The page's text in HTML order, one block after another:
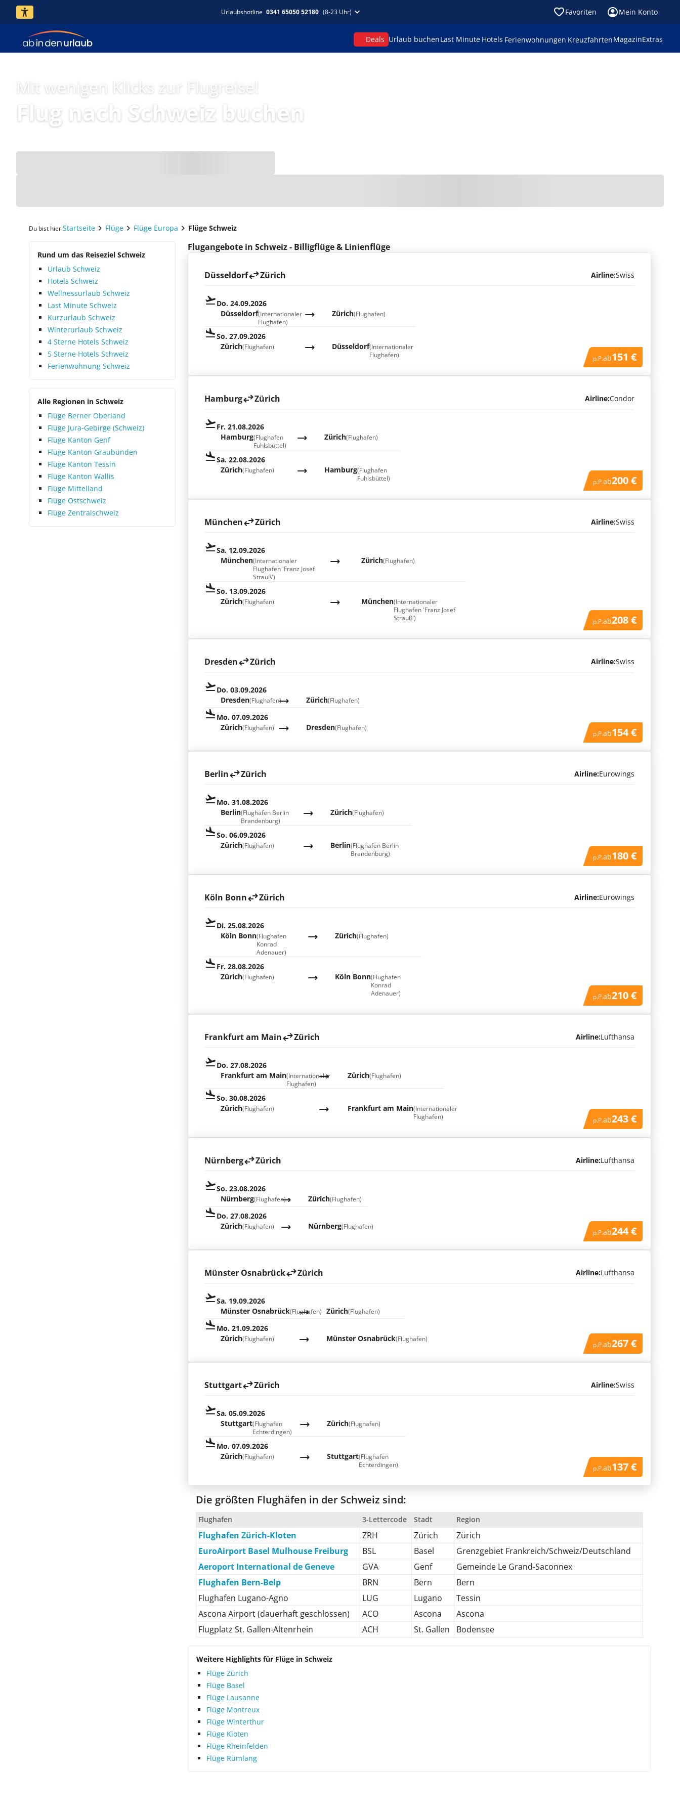
Urlaubshotline 0341 65050 52180 (8-23 Uhr) Favoriten Mein Konto
Deals Urlaub buchenLast Minute Hotels Ferienwohnungen KreuzfahrtenMagazinExtras
Mit wenigen Klicks zur Flugreise!
Flug nach Schweiz buchen
Du bist hier:Startseite Flüge Flüge Europa Flüge Schweiz
Rund um das Reiseziel Schweiz
Urlaub Schweiz
Hotels Schweiz
Wellnessurlaub Schweiz
Last Minute Schweiz
Kurzurlaub Schweiz
Winterurlaub Schweiz
4 Sterne Hotels Schweiz
5 Sterne Hotels Schweiz
Ferienwohnung Schweiz
Alle Regionen in Schweiz
Flüge Berner Oberland
Flüge Jura-Gebirge (Schweiz)
Flüge Kanton Genf
Flüge Kanton Graubünden
Flüge Kanton Tessin
Flüge Kanton Wallis
Flüge Mittelland
Flüge Ostschweiz
Flüge Zentralschweiz
Flugangebote in Schweiz - Billigflüge & Linienflüge
Düsseldorf Zürich Airline:Swiss
Do. 24.09.2026
Düsseldorf(Internationaler
Flughafen)
Zürich(Flughafen)
So. 27.09.2026
Düsseldorf(Internationaler
Flughafen)
Zürich(Flughafen)
p.P.ab151 €
Hamburg Zürich Airline:Condor
Fr. 21.08.2026
Hamburg(Flughafen
Fuhlsbüttel)
Zürich(Flughafen)
Sa. 22.08.2026
Hamburg(Flughafen
Fuhlsbüttel)
Zürich(Flughafen)
p.P.ab200 €
München Zürich Airline:Swiss
Sa. 12.09.2026
München(Internationaler
Flughafen 'Franz Josef
Strauß')
Zürich(Flughafen)
So. 13.09.2026
München(Internationaler
Flughafen 'Franz Josef
Strauß')
Zürich(Flughafen)
p.P.ab208 €
Dresden Zürich Airline:Swiss
Do. 03.09.2026
Dresden(Flughafen) Zürich(Flughafen)
Mo. 07.09.2026
Dresden(Flughafen)
Zürich(Flughafen)
p.P.ab154 €
Berlin Zürich Airline:Eurowings
Mo. 31.08.2026
Berlin(Flughafen Berlin
Brandenburg)
Zürich(Flughafen)
So. 06.09.2026
Berlin(Flughafen Berlin
Brandenburg)
Zürich(Flughafen)
p.P.ab180 €
Köln Bonn Zürich Airline:Eurowings
Di. 25.08.2026
Köln Bonn(Flughafen
Konrad
Adenauer)
Zürich(Flughafen)
Fr. 28.08.2026
Köln Bonn(Flughafen
Konrad
Adenauer)
Zürich(Flughafen)
p.P.ab210 €
Frankfurt am Main Zürich Airline:Lufthansa
Do. 27.08.2026
Frankfurt am Main(Internationaler
Flughafen)
Zürich(Flughafen)
So. 30.08.2026
Frankfurt am Main(Internationaler
Flughafen)
Zürich(Flughafen)
p.P.ab243 €
Nürnberg Zürich Airline:Lufthansa
So. 23.08.2026
Nürnberg(Flughafen) Zürich(Flughafen)
Do. 27.08.2026
Nürnberg(Flughafen)
Zürich(Flughafen)
p.P.ab244 €
Münster Osnabrück Zürich Airline:Lufthansa
Sa. 19.09.2026
Münster Osnabrück(Flughafen) Zürich(Flughafen)
Mo. 21.09.2026
Münster Osnabrück(Flughafen)
Zürich(Flughafen)
p.P.ab267 €
Stuttgart Zürich Airline:Swiss
Sa. 05.09.2026
Stuttgart(Flughafen
Echterdingen)
Zürich(Flughafen)
Mo. 07.09.2026
Stuttgart(Flughafen
Echterdingen)
Zürich(Flughafen)
p.P.ab137 €
Die größten Flughäfen in der Schweiz sind:
Flughafen 3-Lettercode Stadt Region
Flughafen Zürich-Kloten ZRH Zürich
Zürich
EuroAirport Basel Mulhouse Freiburg
BSL Basel
Grenzgebiet Frankreich/Schweiz/Deutschland
Aeroport International de Geneve
GVA Genf
Gemeinde Le Grand-Saconnex
Flughafen Bern-Belp
BRN Bern
Bern
Flughafen Lugano-Agno
LUG Lugano
Tessin
Ascona Airport (dauerhaft geschlossen)
ACO Ascona
Ascona
Flugplatz St. Gallen-Altenrhein
ACH St. Gallen Bodensee
Weitere Highlights für Flüge in Schweiz
Flüge Zürich
Flüge Basel
Flüge Lausanne
Flüge Montreux
Flüge Winterthur
Flüge Kloten
Flüge Rheinfelden
Flüge Rümlang